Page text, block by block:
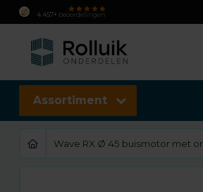
4.457+ beoordelingen
Assortiment
Wave RX Ø 45 buismotor met